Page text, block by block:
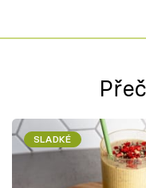
SLADKÉ